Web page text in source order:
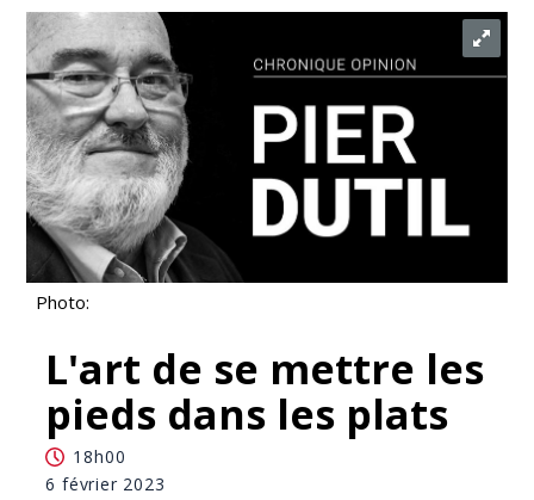
Photo:
L'art de se mettre les
pieds dans les plats
18h00
6 février 2023